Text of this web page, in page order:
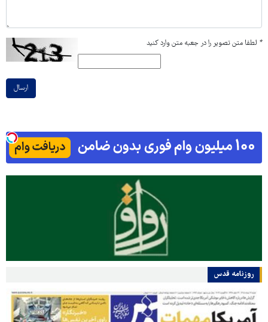
* لطفا متن تصویر را در جعبه متن وارد کنید
ارسال
روزنامه قدس